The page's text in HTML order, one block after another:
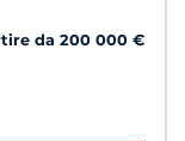
da 200 000 €